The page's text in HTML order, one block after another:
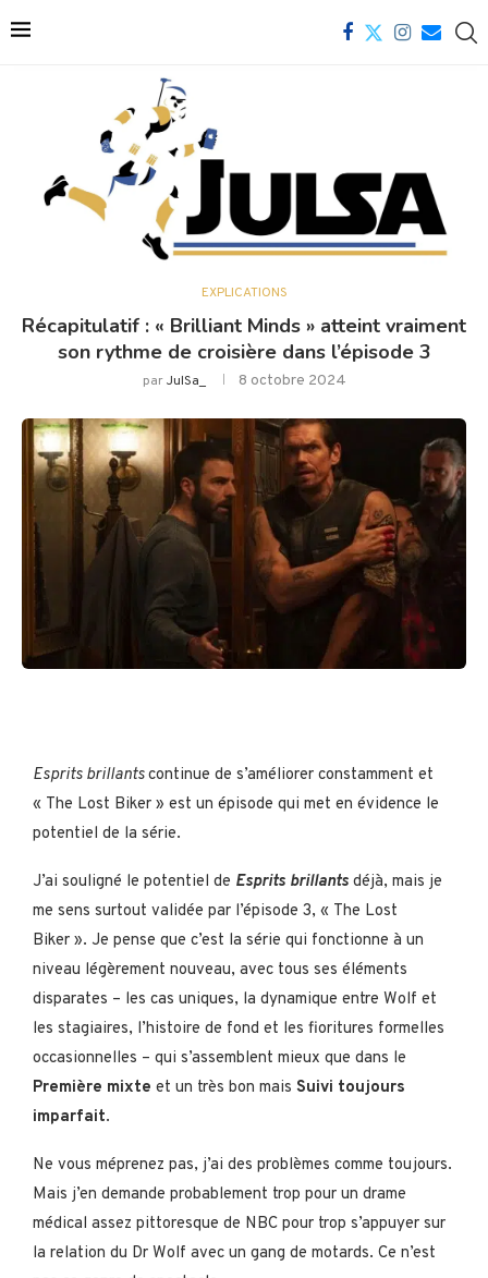
EXPLICATIONS
Récapitulatif : « Brilliant Minds » atteint vraiment
son rythme de croisière dans l’épisode 3
parJulSa_ 8 octobre 2024
Esprits brillantscontinue de s’améliorer constamment et
« The Lost Biker » est un épisode qui met en évidence le
potentiel de la série.
J’ai souligné le potentiel de Esprits brillants déjà, mais je
me sens surtout validée par l’épisode 3, « The Lost
Biker ». Je pense que c’est la série qui fonctionne à un
niveau légèrement nouveau, avec tous ses éléments
disparates – les cas uniques, la dynamique entre Wolf et
les stagiaires, l’histoire de fond et les fioritures formelles
occasionnelles – qui s’assemblent mieux que dans le
Première mixte et un très bon mais Suivi toujours
imparfait.
Ne vous méprenez pas, j’ai des problèmes comme toujours.
Mais j’en demande probablement trop pour un drame
médical assez pittoresque de NBC pour trop s’appuyer sur
la relation du Dr Wolf avec un gang de motards. Ce n’est